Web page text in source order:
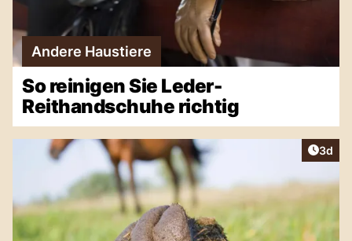
Andere Haustiere
So reinigen Sie Leder-
Reithandschuhe richtig
3d